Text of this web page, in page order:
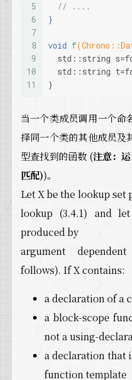
5
6
7
8
9
10
11
// ....
}
void f
}
当一个类成员调用一个命
择同一个类的其他成员及
型查找到的函数 (注意：
匹配))。
Let X be the lookup
lookup (3.4.1) and
produced by
argument
follows). If X contains:
a declaration of a
a block-scope
not a using-
a declaration that
function template